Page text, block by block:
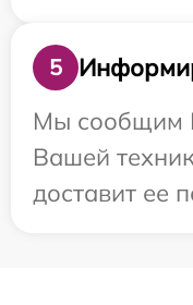
5
Мы сообщим
Вашей
доставит ее